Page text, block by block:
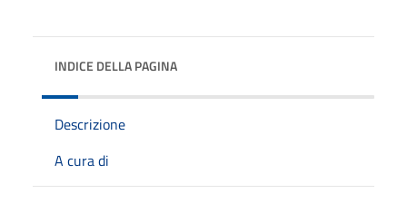
INDICE DELLA PAGINA
Descrizione
A cura di